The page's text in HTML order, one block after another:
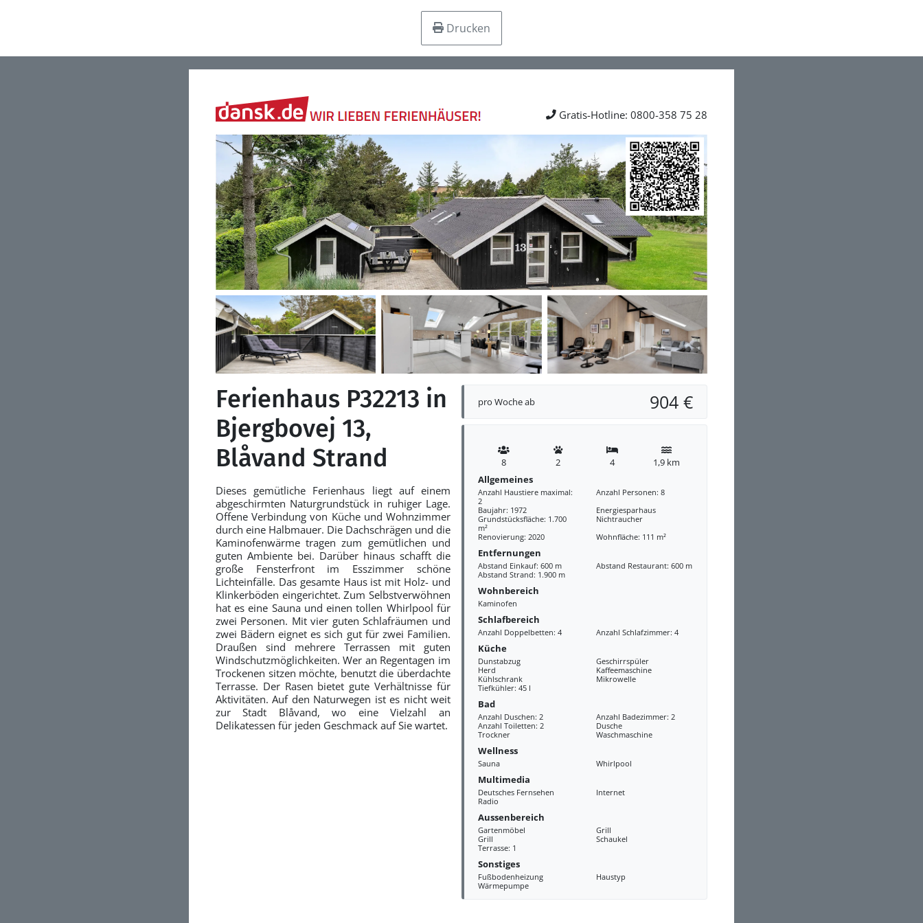
Drucken
Gratis-Hotline: 0800-358 75 28
pro Woche ab 904 €
8 2 4
1,9 km
Allgemeines
Anzahl Haustiere maximal:
2
Anzahl Personen: 8
Baujahr: 1972
Energiesparhaus
Grundstücksfläche: 1.700
m²
Nichtraucher
Renovierung: 2020
Wohnfläche: 111 m²
Entfernungen
Abstand Einkauf: 600 m
Abstand Restaurant: 600 m
Abstand Strand: 1.900 m
Wohnbereich
Kaminofen
Schlafbereich
Anzahl Doppelbetten: 4 Anzahl Schlafzimmer: 4
Küche
Dunstabzug
Geschirrspüler
Herd
Kaffeemaschine
Kühlschrank
Mikrowelle
Tiefkühler: 45 l
Bad
Anzahl Duschen: 2
Anzahl Badezimmer: 2
Anzahl Toiletten: 2
Dusche
Trockner
Waschmaschine
Wellness
Sauna Whirlpool
Multimedia
Deutsches Fernsehen
Internet
Radio
Aussenbereich
Gartenmöbel
Grill
Grill
Schaukel
Terrasse: 1
Sonstiges
Fußbodenheizung
Haustyp
Wärmepumpe
Ferienhaus P32213 in
Bjergbovej 13,
Blåvand Strand
Dieses gemütliche Ferienhaus liegt auf einem
abgeschirmten Naturgrundstück in ruhiger Lage.
Offene Verbindung von Küche und Wohnzimmer
durch eine Halbmauer. Die Dachschrägen und die
Kaminofenwärme tragen zum gemütlichen und
guten Ambiente bei. Darüber hinaus schafft die
große Fensterfront im Esszimmer schöne
Lichteinfälle. Das gesamte Haus ist mit Holz- und
Klinkerböden eingerichtet. Zum Selbstverwöhnen
hat es eine Sauna und einen tollen Whirlpool für
zwei Personen. Mit vier guten Schlafräumen und
zwei Bädern eignet es sich gut für zwei Familien.
Draußen sind mehrere Terrassen mit guten
Windschutzmöglichkeiten. Wer an Regentagen im
Trockenen sitzen möchte, benutzt die überdachte
Terrasse. Der Rasen bietet gute Verhältnisse für
Aktivitäten. Auf den Naturwegen ist es nicht weit
zur Stadt Blåvand, wo eine Vielzahl an
Delikatessen für jeden Geschmack auf Sie wartet.